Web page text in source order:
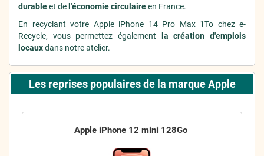
durableet de l'économie circulaireen France.
En recyclant votre Apple iPhone 14 Pro Max 1To chez e-
Recycle, vous permettez également
la création d'emplois
locauxdans notre atelier.
Les reprises populaires de la marque Apple
Apple iPhone 12 mini 128Go